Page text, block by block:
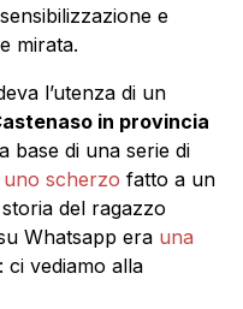
e
mirata.
l’utenza di un
in provincia
base di una serie di
uno scherzo fatto a un
del ragazzo
Whatsapp era una
ci vediamo alla